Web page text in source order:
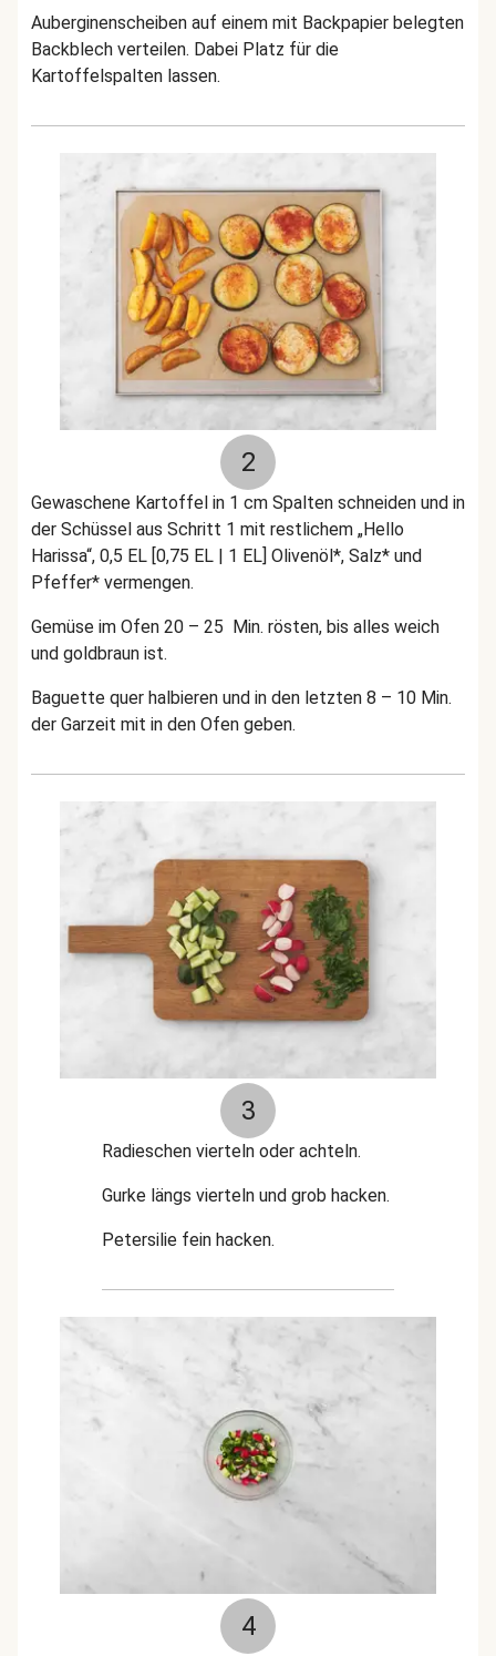
Auberginenscheiben auf einem mit Backpapier belegten
Backblech verteilen. Dabei Platz für die
Kartoffelspalten lassen.
2
Gewaschene Kartoffel in 1 cm Spalten schneiden und in
der Schüssel aus Schritt 1 mit restlichem „Hello
Harissa“, 0,5 EL [0,75 EL | 1 EL] Olivenöl*, Salz* und
Pfeffer* vermengen.
Gemüse im Ofen 20 – 25 Min. rösten, bis alles weich
und goldbraun ist.
Baguette quer halbieren und in den letzten 8 – 10 Min.
der Garzeit mit in den Ofen geben.
3
Radieschen vierteln oder achteln.
Gurke längs vierteln und grob hacken.
Petersilie fein hacken.
4